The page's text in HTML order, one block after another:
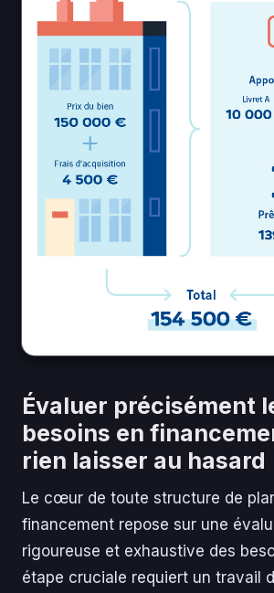
Évaluer précisément
besoins en
rien laisser au hasard
Le cœur de toute structure de
financement repose sur une
rigoureuse et exhaustive des
étape cruciale requiert un travail